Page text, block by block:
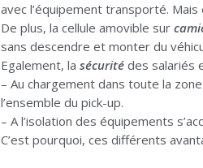
avec l’équipement transporté.
De plus, la cellule amovible sur
sans descendre et monter du
Egalement, la sécurité des salariés
– Au chargement dans toute la
l’ensemble du pick-up.
– A l’isolation des équipements
C’est pourquoi, ces différents